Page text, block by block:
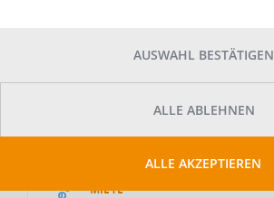
MIETE
AUSWAHL BESTÄTIGEN
ALLE ABLEHNEN
ALLE AKZEPTIEREN